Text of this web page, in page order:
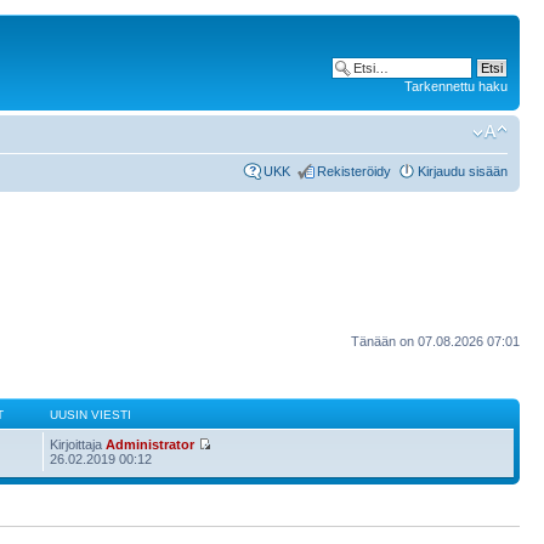
Tarkennettu haku
UKK Rekisteröidy Kirjaudu sisään
Tänään on 07.08.2026 07:01
UUSIN VIESTI
KirjoittajaAdministrator
26.02.2019 00:12